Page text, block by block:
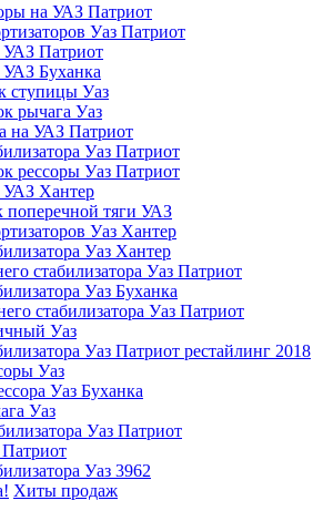
на УАЗ Патриот
Уаз Патриот
УАЗ Патриот
Буханка
ступицы Уаз
рычага Уаз
на УАЗ Патриот
Уаз Патриот
рессоры Уаз Патриот
УАЗ Хантер
поперечной тяги УАЗ
Уаз Хантер
Уаз Хантер
стабилизатора Уаз Патриот
Уаз Буханка
стабилизатора Уаз Патриот
Уаз
Уаз Патриот рестайлинг 2018
Уаз
Уаз Буханка
Уаз
Уаз Патриот
Уаз 3962
Хиты продаж